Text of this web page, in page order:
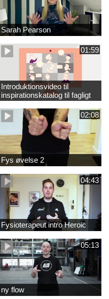
Sarah Pearson
01:59
Introduktionsvideo til
inspirationskatalog til fagligt
løft
02:08
Fys øvelse 2
04:43
Fysioterapeut intro Heroic
05:13
ny flow